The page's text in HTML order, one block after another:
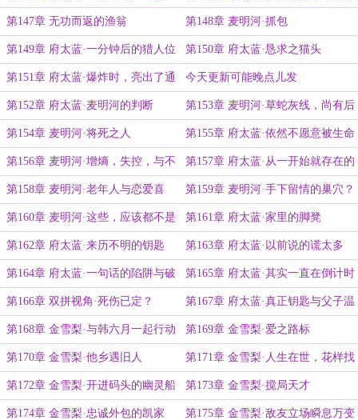
个能够信任合作的人 炸哦
第147章 无功而返的渔翁 第148章 麦明河·抓包
第149章 府太蓝·一分钟后的猎人位
置
第150章 府太蓝·恳求之猫头
第151章 府太蓝·爆炸时，亮出了通
关的曙光
今天更新可能晚点儿发
第152章 府太蓝·麦明河的判断 第153章 麦明河·草蛇灰线，尚有后
手
第154章 麦明河·将死之人 第155章 府太蓝·依然不愿意被生命
放弃
第156章 麦明河·增熵，失控，与不
甘
第157章 府太蓝·从一开始就存在的
陷阱
第158章 麦明河·老年人与恋爱喜
剧？
第159章 麦明河·手下留情的巢穴？
第160章 麦明河·这些，应该都不是
被增加的记忆吧？
第161章 府太蓝·家里的脚凳
第162章 府太蓝·来历不明的钥匙 第163章 府太蓝·以前说的谎太多
了？
第164章 府太蓝·一句话的陷阱与破
局
第165章 府太蓝·其实一直在倒计时
的钥匙？
第166章 双拼视角·死伤已定？ 第167章 府太蓝·真正钥匙与父子温
情
第168章 金雪梨·与韩六月一起行动 第169章 金雪梨·爱之路标
第170章 金雪梨·他乡遇旧人 第171章 金雪梨·人生在世，花样找
死
第172章 金雪梨·开进码头的幽灵船 第173章 金雪梨·搅局天才
第174章 金雪梨·忠诚外包的凯家 第175章 金雪梨·敌友立场瞬息万变